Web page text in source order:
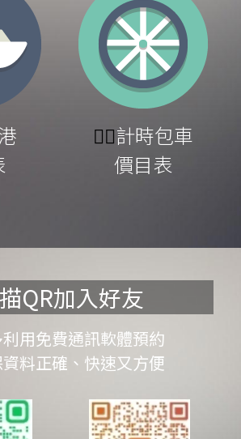
👉🏻計時包車
價目表
QR加入好友
用免費通訊軟體預約
料正確、快速又方便